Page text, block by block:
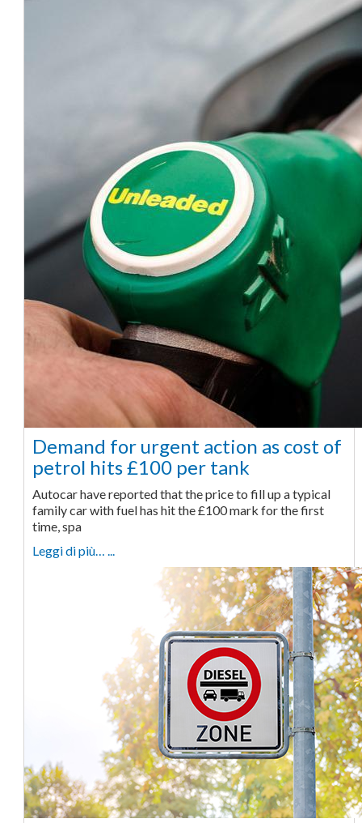
Demand for urgent action as cost of
petrol hits £100 per tank
Autocar have reported that the price to fill up a typical
family car with fuel has hit the £100 mark for the first
time, spa
Leggi di più… ...